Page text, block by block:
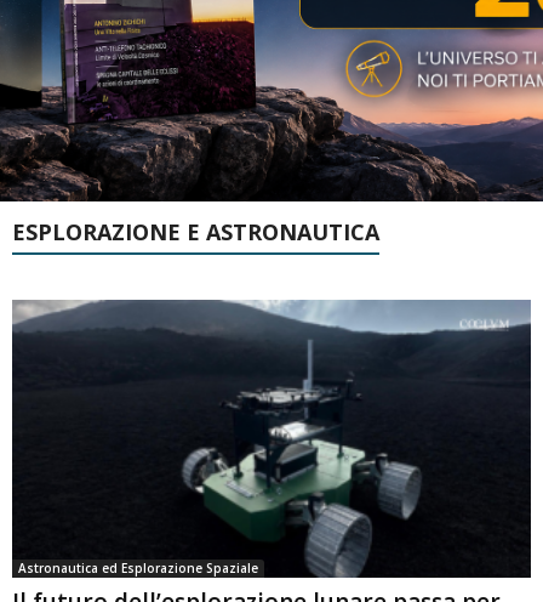
ESPLORAZIONE E ASTRONAUTICA
Astronautica ed Esplorazione Spaziale